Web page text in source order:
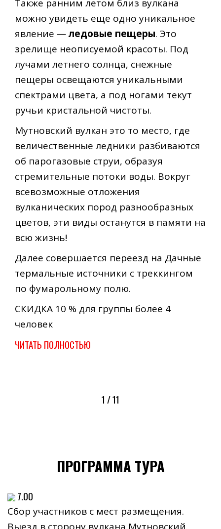
Также ранним летом близ вулкана
можно увидеть еще одно уникальное
явление —ледовые пещеры. Это
зрелище неописуемой красоты. Под
лучами летнего солнца, снежные
пещеры освещаются уникальными
спектрами цвета, а под ногами текут
ручьи кристальной чистоты.
Мутновский вулкан это то место, где
величественные ледники разбиваются
об парогазовые струи, образуя
стремительные потоки воды. Вокруг
всевозможные отложения
вулканических пород разнообразных
цветов, эти виды останутся в памяти на
всю жизнь!
Далее совершается переезд на Дачные
термальные источники с треккингом
по фумарольному полю.
СКИДКА 10 % для группы более 4
человек
ЧИТАТЬ ПОЛНОСТЬЮ
1 / 11
ПРОГРАММА ТУРА
7.00
Сбор участников с мест размещения.
Выезд в сторону вулкана Мутновский.